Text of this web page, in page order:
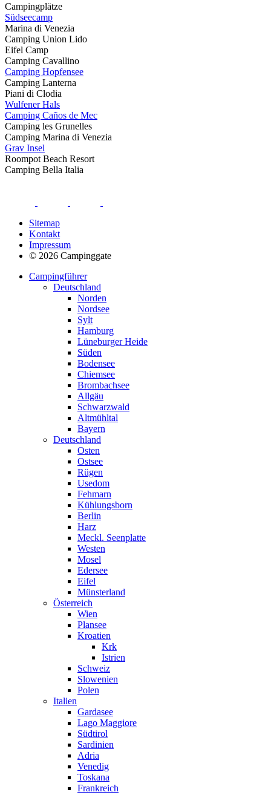
Campingplätze
Südseecamp
Marina di Venezia
Camping Union Lido
Eifel Camp
Camping Cavallino
Camping Hopfensee
Camping Lanterna
Piani di Clodia
Wulfener Hals
Camping Caños de Mec
Camping les Grunelles
Camping Marina di Venezia
Grav Insel
Roompot Beach Resort
Camping Bella Italia
Sitemap
Kontakt
Impressum
© 2026 Campinggate
Campingführer
Deutschland
Norden
Nordsee
Sylt
Hamburg
Lüneburger Heide
Süden
Bodensee
Chiemsee
Brombachsee
Allgäu
Schwarzwald
Altmühltal
Bayern
Deutschland
Osten
Ostsee
Rügen
Usedom
Fehmarn
Kühlungsborn
Berlin
Harz
Meckl. Seenplatte
Westen
Mosel
Edersee
Eifel
Münsterland
Österreich
Wien
Plansee
Kroatien
Krk
Istrien
Schweiz
Slowenien
Polen
Italien
Gardasee
Lago Maggiore
Südtirol
Sardinien
Adria
Venedig
Toskana
Frankreich